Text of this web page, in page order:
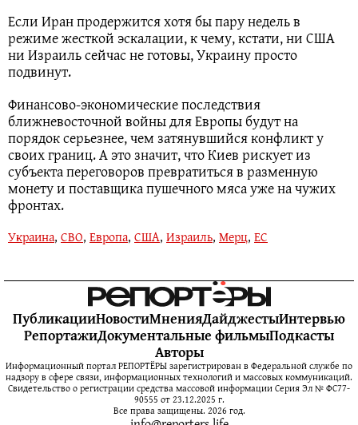
Если Иран продержится хотя бы пару недель в
режиме жесткой эскалации, к чему, кстати, ни США
ни Израиль сейчас не готовы, Украину просто
подвинут.
Финансово-экономические последствия
ближневосточной войны для Европы будут на
порядок серьезнее, чем затянувшийся конфликт у
своих границ. А это значит, что Киев рискует из
субъекта переговоров превратиться в разменную
монету и поставщика пушечного мяса уже на чужих
фронтах.
Украина, СВО, Европа, США, Израиль, Мерц, ЕС
ПубликацииНовостиМненияДайджестыИнтервью
РепортажиДокументальные фильмыПодкасты
Авторы
Информационный портал РЕПОРТЁРЫ зарегистрирован в Федеральной службе по
надзору в сфере связи, информационных технологий и массовых коммуникаций.
Свидетельство о регистрации средства массовой информации Серия Эл № ФС77-
90555 от 23.12.2025 г.
Все права защищены. 2026 год.